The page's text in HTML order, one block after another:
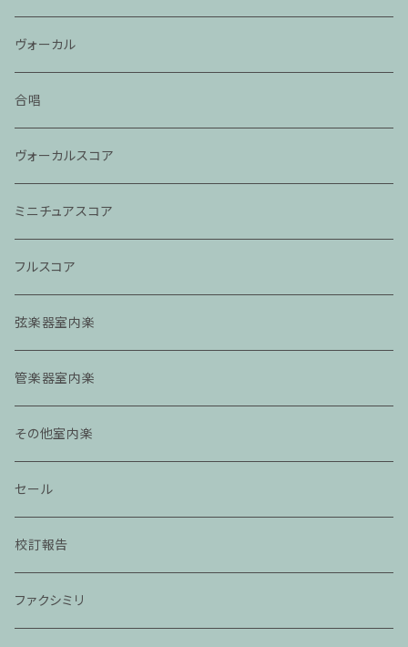
ヴォーカル
合唱
ヴォーカルスコア
ミニチュアスコア
フルスコア
弦楽器室内楽
管楽器室内楽
その他室内楽
セール
校訂報告
ファクシミリ